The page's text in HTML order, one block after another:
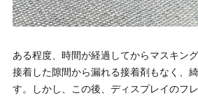
ある程度、時間が経過してからマスキン
接着した隙間から漏れる接着剤もなく、
す。しかし、この後、ディスプレイのフ